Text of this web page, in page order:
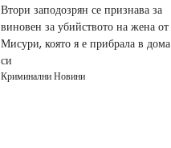
Втори заподозрян се признава за
виновен за убийството на жена от
Мисури, която я е прибрала в дома
си
Криминални Новини